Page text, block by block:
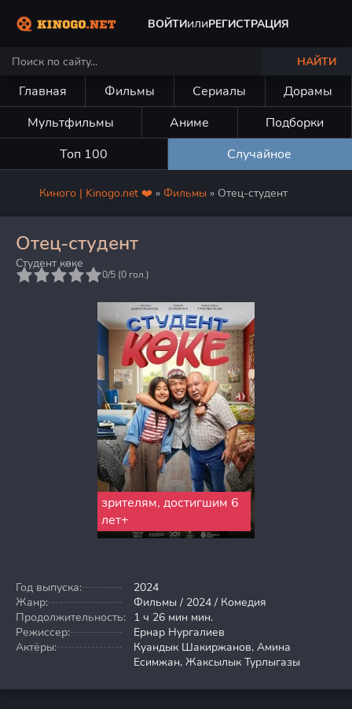
ВОЙТИилиРЕГИСТРАЦИЯ
НАЙТИ
Главная Фильмы Сериалы
Дорамы
Мультфильмы
Аниме
Подборки
Топ 100
Случайное
Киного | Kinogo.net ❤️ » Фильмы » Отец-студент
Отец-студент
Студент көке
0/5 (0 гол.)
зрителям, достигшим 6
лет+
Год выпуска:
2024
Жанр:
Фильмы / 2024 / Комедия
Продолжительность: 1 ч 26 мин мин.
Режиссер:
Ернар Нургалиев
Актёры:
Куандык Шакиржанов, Амина
Есимжан, Жаксылык Турлыгазы